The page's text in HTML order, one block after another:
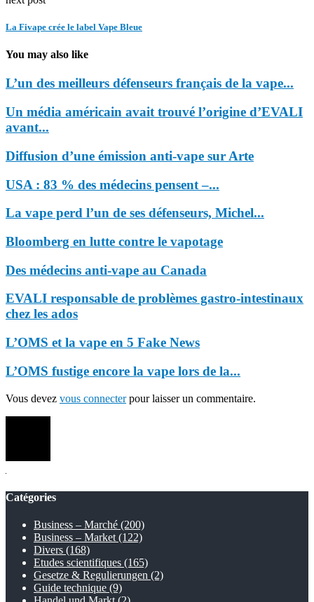
La Fivape crée le label Vape Bleue
You may also like
L’un des meilleurs défenseurs français de la vape...
Un média américain avait trouvé l’origine d’EVALI
avant...
Diffusion d’une émission anti-vape sur Arte
USA : 83 % des médecins pensent –...
La vape perd l’un de ses défenseurs, Michel...
Bloomberg en lutte contre le vapotage
Des médecins anti-vape au Canada
EVALI responsable de problèmes gastro-intestinaux
chez les ados
L’OMS et la vape en 5 Fake News
L’OMS fustige encore la vape lors de la...
Vous devez vous connecterpour laisser un commentaire.
Catégories
Business – Marché (200)
Business – Market (122)
Divers (168)
Etudes scientifiques (165)
Gesetze & Regulierungen (2)
Guide technique (9)